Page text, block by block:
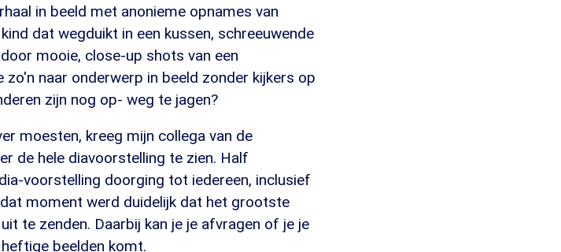
in beeld met anonieme opnames van
dat wegduikt in een kussen, schreeuwende
mooie, close-up shots van een
naar onderwerp in beeld zonder kijkers op
zijn nog op- weg te jagen?
moesten, kreeg mijn collega van de
de hele diavoorstelling te zien. Half
voorstelling doorging tot iedereen, inclusief
moment werd duidelijk dat het grootste
te zenden. Daarbij kan je je afvragen of je je
beelden komt.